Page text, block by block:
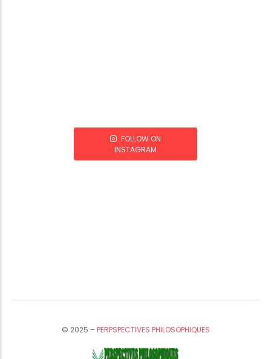
FOLLOW ON
INSTAGRAM
© 2025 –PERPSPECTIVES PHILOSOPHIQUES